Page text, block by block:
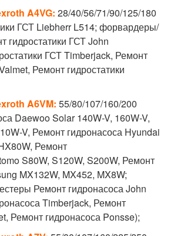
A4VG: 28/40/56/71/90/125/180
ГСТ Liebherr L514; форвардеры/
гидростатики ГСТJohn
ГСТTimberjack, Ремонт
Ремонт гидростатики
A6VM: 55/80/107/160/200
Daewoo Solar 140W-V, 160W-V,
V, Ремонт гидронасоса Hyundai
Ремонт
S80W, S120W, S200W, Ремонт
MX132W, MX452, MX8W;
Ремонт гидронасосаJohn
Timberjack, Ремонт
Ремонт гидронасоса Ponsse);